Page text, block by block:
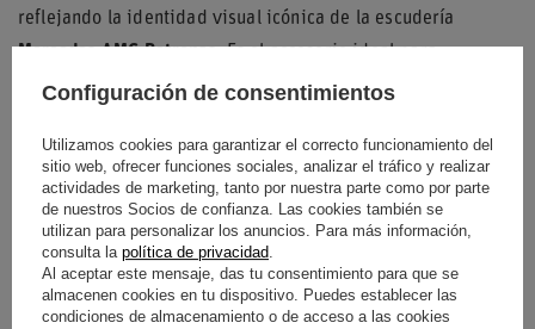
reflejando la identidad visual icónica de la escudería
Mercedes-AMG Petronas. Es el accesorio ideal para
entusiastas del automovilismo que buscan un estilo
Entidad responsable de
este producto en la UE
ADIDAS Seguir leyendo
Condición Nuevo
Configuración de consentimientos
Utilizamos cookies para garantizar el correcto funcionamiento del
sitio web, ofrecer funciones sociales, analizar el tráfico y realizar
actividades de marketing, tanto por nuestra parte como por parte
de nuestros Socios de confianza. Las cookies también se
utilizan para personalizar los anuncios. Para más información,
consulta la política de privacidad.
Al aceptar este mensaje, das tu consentimiento para que se
almacenen cookies en tu dispositivo. Puedes establecer las
condiciones de almacenamiento o de acceso a las cookies